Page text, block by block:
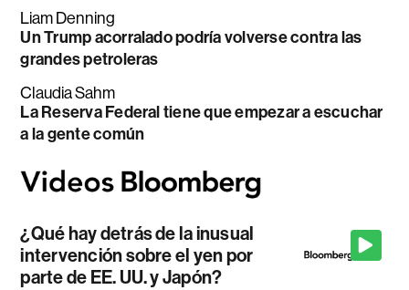
Liam Denning
Un Trump acorralado podría volverse contra las
grandes petroleras
Claudia Sahm
La Reserva Federal tiene que empezar a escuchar
a la gente común
¿Qué hay detrás de la inusual
intervención sobre el yen por
parte de EE. UU. y Japón?